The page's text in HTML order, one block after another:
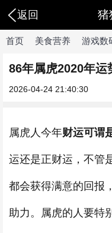
返回 猪
首页 美食营养 游戏数
86年属虎2020年运
2026-04-24 21:40:30
属虎人今年财运可谓
运还是正财运，不管
都会获得满意的回报
助力。属虎的人要特